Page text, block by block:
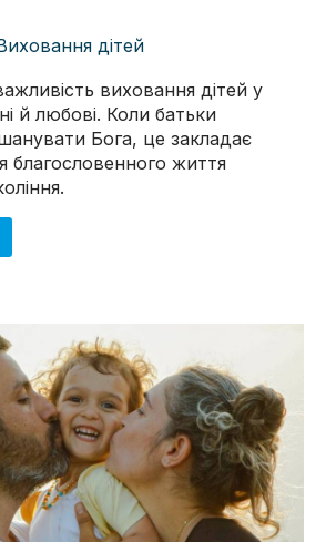
дітей
виховання дітей у
й любові. Коли батьки
Бога, це закладає
благословенного життя